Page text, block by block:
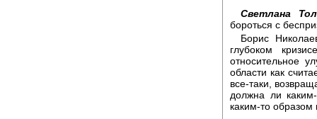
Светлана
бороться с
Борис
глубоком
относительное
области как
все-таки,
должна ли
каким-то